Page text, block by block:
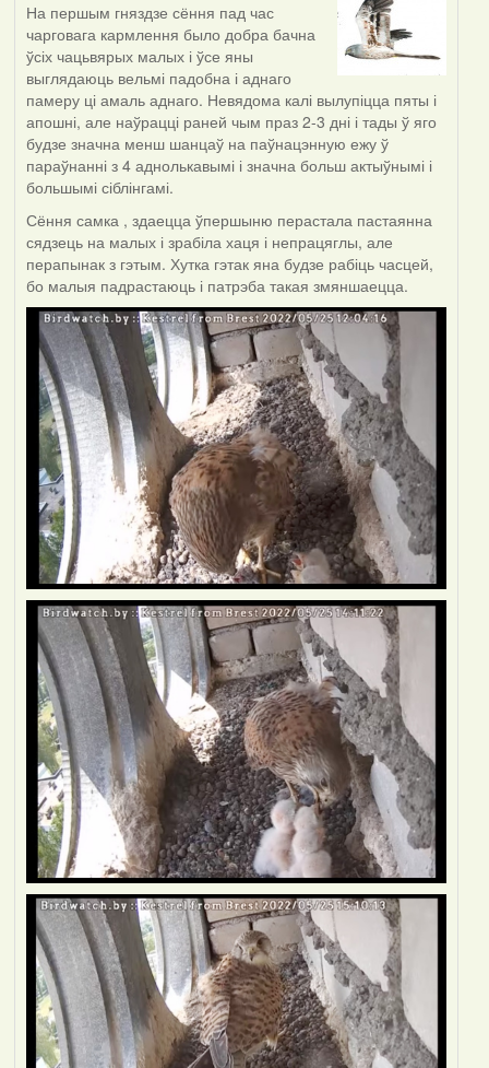
На першым гняздзе сёння пад час
чарговага кармлення было добра бачна
ўсіх чацьвярых малых і ўсе яны
выглядаюць вельмі падобна і аднаго
памеру ці амаль аднаго. Невядома калі вылупіцца пяты і
апошні, але наўрацці раней чым праз 2-3 дні і тады ў яго
будзе значна менш шанцаў на паўнацэнную ежу ў
параўнанні з 4 аднолькавымі і значна больш актыўнымі і
большымі сіблінгамі.
Сёння самка , здаецца ўпершыню перастала пастаянна
сядзець на малых і зрабіла хаця і непрацяглы, але
перапынак з гэтым. Хутка гэтак яна будзе рабіць часцей,
бо малыя падрастаюць і патрэба такая змяншаецца.